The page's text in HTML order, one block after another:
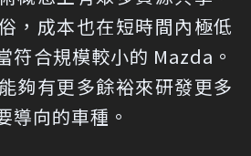
，成本也在短時間內極低
符合規模較小的 Mazda。
夠有更多餘裕來研發更多
導向的車種。